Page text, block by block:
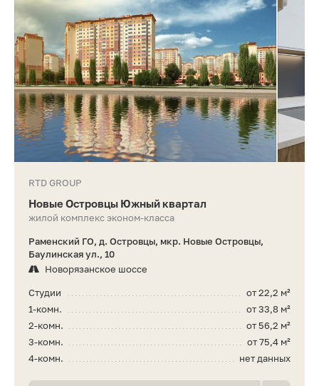
RTD GROUP
Новые Островцы Южный квартал
жилой комплекс эконом-класса
Раменский ГО, д. Островцы, мкр. Новые Островцы,
Баулинская ул., 10
Новорязанское шоссе
от 22,2 м²
Студии
от 33,8 м²
1-комн.
от 56,2 м²
2-комн.
от 75,4 м²
3-комн.
нет данных
4-комн.